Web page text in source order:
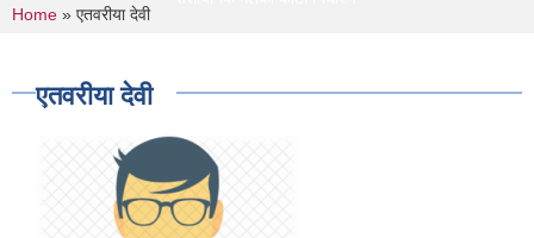
You are here
Home » एतवरीया देवी
एतवरीया देवी